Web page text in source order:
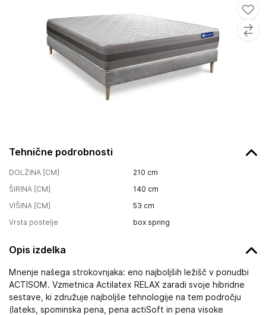
Tehnične podrobnosti
DOLŽINA [CM] 210 cm
ŠIRINA [CM]
140 cm
VIŠINA [CM]
53 cm
Vrsta postelje
box spring
Opis izdelka
Mnenje našega strokovnjaka: eno najboljših ležišč v ponudbi
ACTISOM. Vzmetnica Actilatex RELAX zaradi svoje hibridne
sestave, ki združuje najboljše tehnologije na tem področju
(lateks, spominska pena, pena actiSoft in pena visoke